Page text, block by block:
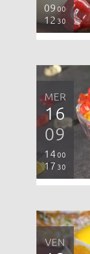
09 00
1230
MER
16
09
1400
17 30
VEN